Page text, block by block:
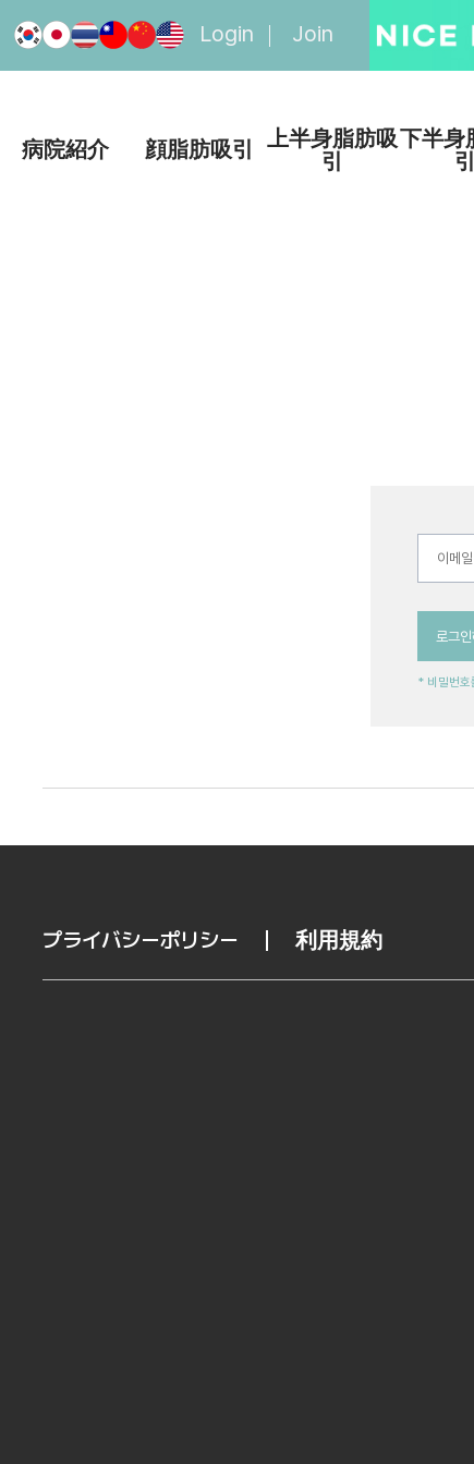
Login Join
病院紹介 顔脂肪吸引
上半身脂肪吸
引
下半身
引
로그
* 비밀번호
プライバシーポリシー 利用規約